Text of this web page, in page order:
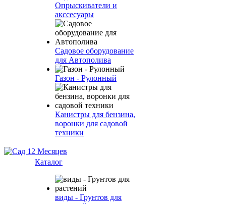
Опрыскиватели и
акссесуары
Садовое оборудование
для Автополива
Газон - Рулонный
Канистры для бензина,
воронки для садовой
техники
Каталог
виды - Грунтов для